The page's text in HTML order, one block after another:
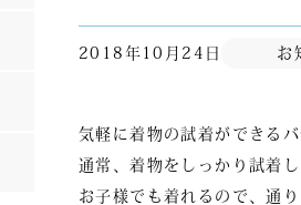
2018年10月24日 お
気軽に着物の試着ができる
通常、着物をしっかり試着
お子様でも着れるので、通